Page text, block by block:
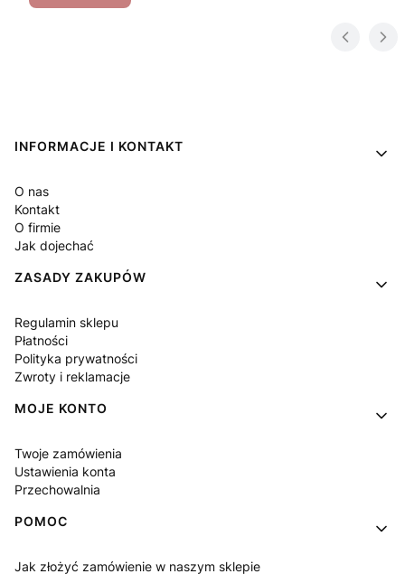
Linki w stopce
INFORMACJE I KONTAKT
O nas
Kontakt
O firmie
Jak dojechać
ZASADY ZAKUPÓW
Regulamin sklepu
Płatności
Polityka prywatności
Zwroty i reklamacje
MOJE KONTO
Twoje zamówienia
Ustawienia konta
Przechowalnia
POMOC
Jak złożyć zamówienie w naszym sklepie